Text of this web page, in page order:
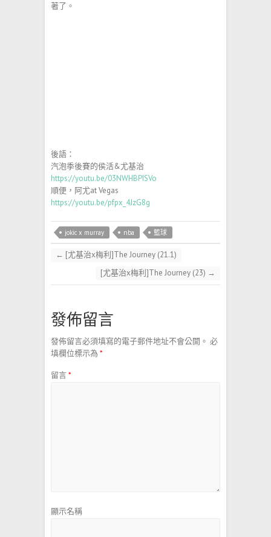
著了。
後語：
汽泡季後賽的侯活&尤基治
https://youtu.be/03NWHBPISVo
順便，阿尤at Vegas
https://youtu.be/pfpx_4JzG8g
jokic x murray nba 籃球
← [尤基治x梅利]The Journey (21.1)
[尤基治x梅利]The Journey (23) →
發佈留言
發佈留言必須填寫的電子郵件地址不會公開。 必
填欄位標示為 *
留言*
顯示名稱